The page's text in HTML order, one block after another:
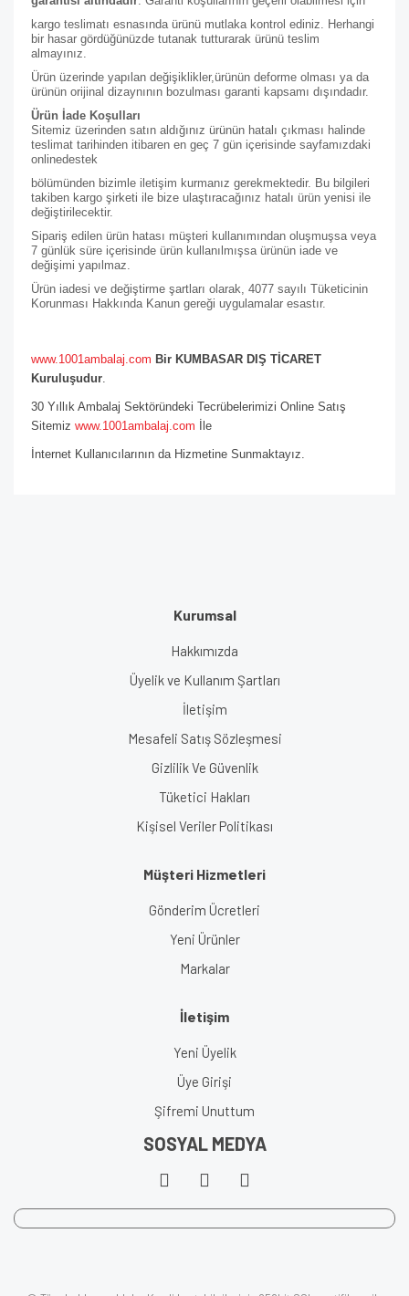
kargo teslimatı esnasında ürünü mutlaka kontrol ediniz. Herhangi
bir hasar gördüğünüzde tutanak tutturarak ürünü teslim
almayınız.
Ürün üzerinde yapılan değişiklikler,ürünün deforme olması ya da
ürünün orijinal dizaynının bozulması garanti kapsamı dışındadır.
Ürün İade Koşulları
Sitemiz üzerinden satın aldığınız ürünün hatalı çıkması halinde
teslimat tarihinden itibaren en geç 7 gün içerisinde sayfamızdaki
onlinedestek
bölümünden bizimle iletişim kurmanız gerekmektedir. Bu bilgileri
takiben kargo şirketi ile bize ulaştıracağınız hatalı ürün yenisi ile
değiştirilecektir.
Sipariş edilen ürün hatası müşteri kullanımından oluşmuşsa veya
7 günlük süre içerisinde ürün kullanılmışsa ürünün iade ve
değişimi yapılmaz.
Ürün iadesi ve değiştirme şartları olarak, 4077 sayılı Tüketicinin
Korunması Hakkında Kanun gereği uygulamalar esastır.
www.1001ambalaj.com Bir KUMBASAR DIŞ TİCARET
Kuruluşudur
30 Yıllık Ambalaj Sektöründeki Tecrübelerimizi Online Satış
Sitemiz www.1001ambalaj.com İle
İnternet Kullanıcılarının da Hizmetine Sunmaktayız.
Kurumsal
Hakkımızda
Üyelik ve Kullanım Şartları
İletişim
Mesafeli Satış Sözleşmesi
Gizlilik Ve Güvenlik
Tüketici Hakları
Kişisel Veriler Politikası
Müşteri Hizmetleri
Gönderim Ücretleri
Yeni Ürünler
Markalar
İletişim
Yeni Üyelik
Üye Girişi
Şifremi Unuttum
SOSYAL MEDYA